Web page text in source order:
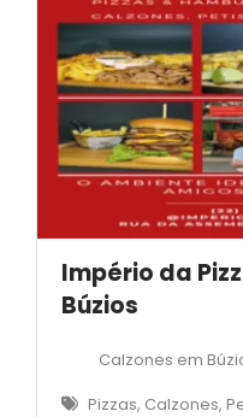
Império da
Búzios
Calzones em
Pizzas, Calzones,